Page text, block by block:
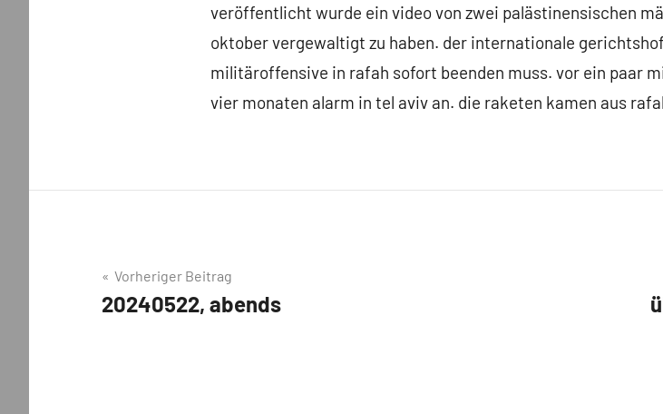
veröffentlicht wurde ein video von zwei palästinensischen
oktober vergewaltigt zu haben. der internationale
militäroffensive in rafah sofort beenden muss. vor ein paar
vier monaten alarm in tel aviv an. die raketen kamen aus
Beitragsnavigation
Vorheriger Beitrag
20240522, abends